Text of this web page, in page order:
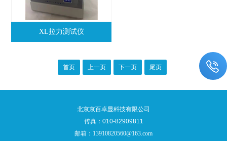
XL拉力测试仪
首页 上一页 下一页 尾页
北京京百卓显科技有限公司
传真：010-82909811
邮箱： 13910820560@163.com